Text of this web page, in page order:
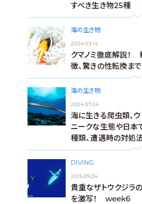
すべき生き物25種
海の生き物
2024.03.14
クマノミ徹底解説！
徴、驚きの性転換まで
海の生き物
2024.07.24
海に生きる爬虫類、
ニークな生態や日本
種類、遭遇時の対処
DIVING
2015.09.24
貴重なザトウクジラ
を激写！ week6